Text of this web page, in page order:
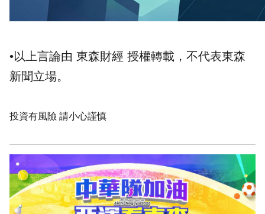
•以上言論由 東森財經 授權轉載，不代表東森
新聞立場。
投資有風險 請小心謹慎